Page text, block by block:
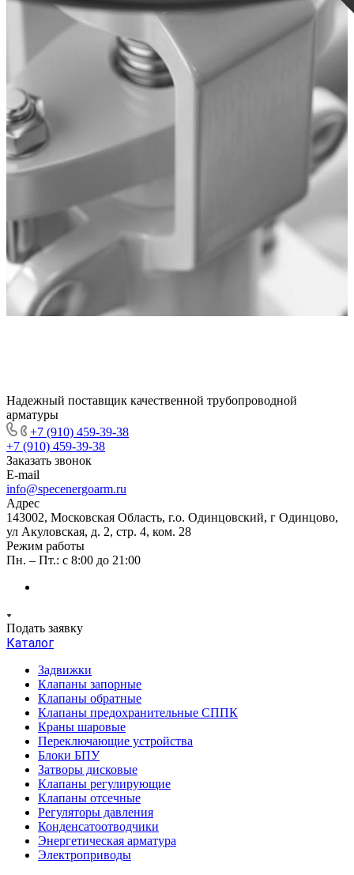
Надежный поставщик качественной трубопроводной
арматуры
+7 (910) 459-39-38
+7 (910) 459-39-38
Заказать звонок
E-mail
info@specenergoarm.ru
Адрес
143002, Московская Область, г.о. Одинцовский, г Одинцово,
ул Акуловская, д. 2, стр. 4, ком. 28
Режим работы
Пн. – Пт.: с 8:00 до 21:00
Подать заявку
Каталог
Задвижки
Клапаны запорные
Клапаны обратные
Клапаны предохранительные СППК
Краны шаровые
Переключающие устройства
Блоки БПУ
Затворы дисковые
Клапаны регулирующие
Клапаны отсечные
Регуляторы давления
Конденсатоотводчики
Энергетическая арматура
Электроприводы